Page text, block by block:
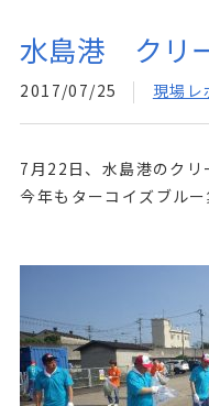
水島港 クリ
2017/07/25 現場レ
7月22日、水島港のクリ
今年もターコイズブル